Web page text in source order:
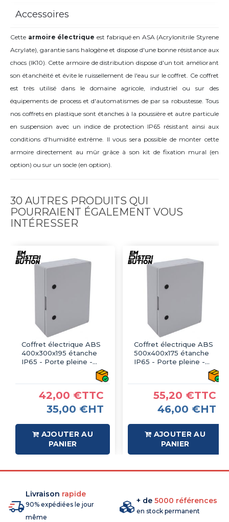
Accessoires
Cette armoire électrique est fabriqué en ASA (Acrylonitrile Styrene
Acrylate), garantie sans halogène et dispose d'une bonne résistance aux
chocs (IK10). Cette armoire de distribution dispose d'un toit améliorant
son étanchéité et évite le ruissellement de l'eau sur le coffret. Ce coffret
est très utilisé dans le domaine agricole, industriel ou sur des
équipements de process et d'automatismes de par sa robustesse. Tous
nos coffrets en plastique sont étanches à la poussière et autre particule
en suspension avec un indice de protection IP65 résistant ainsi aux
conditions d'humidité extrême. Il vous sera possible de monter cette
armoire directement au mûr grâce à son kit de fixation mural (en
option) ou sur un socle (en option).
30 AUTRES PRODUITS QUI
POURRAIENT ÉGALEMENT VOUS
INTÉRESSER
Coffret électrique ABS
400x300x195 étanche
IP65 - Porte pleine -
42,00 €TTC
35,00 €HT
AJOUTER AU
PANIER
Coffret électrique ABS
500x400x175 étanche
IP65 - Porte pleine -
55,20 €TTC
46,00 €HT
AJOUTER AU
PANIER
Livraison rapide
90% expédiées le jour
même
+ de 5000 références
en stock permanent